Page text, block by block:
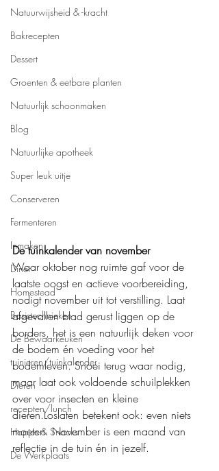
Natuurwijsheid & -kracht
Bakrecepten
Dessert
Groenten & eetbare planten
Natuurlijk schoonmaken
Blog
Natuurlijke apotheek
Super leuk uitje
Conserveren
Fermenteren
Inmaken
Diner
Homestead
Basistechnieken
De Bewaarkeuken
tuinieren/tuinkalender
Dieren
recepten/lunch
Hapjes & Snacks
De Werkplaats
De tuinkalender van november
Waar oktober nog ruimte gaf voor de
laatste oogst en actieve voorbereiding,
nodigt november uit tot verstilling. Laat
afgevallen blad gerust liggen op de
borders, het is een natuurlijk deken voor
de bodem én voeding voor het
bodemleven. Snoei terug waar nodig,
maar laat ook voldoende schuilplekken
over voor insecten en kleine
dieren.Loslaten betekent ook: even niets
moeten. November is een maand van
reflectie in de tuin én in jezelf.